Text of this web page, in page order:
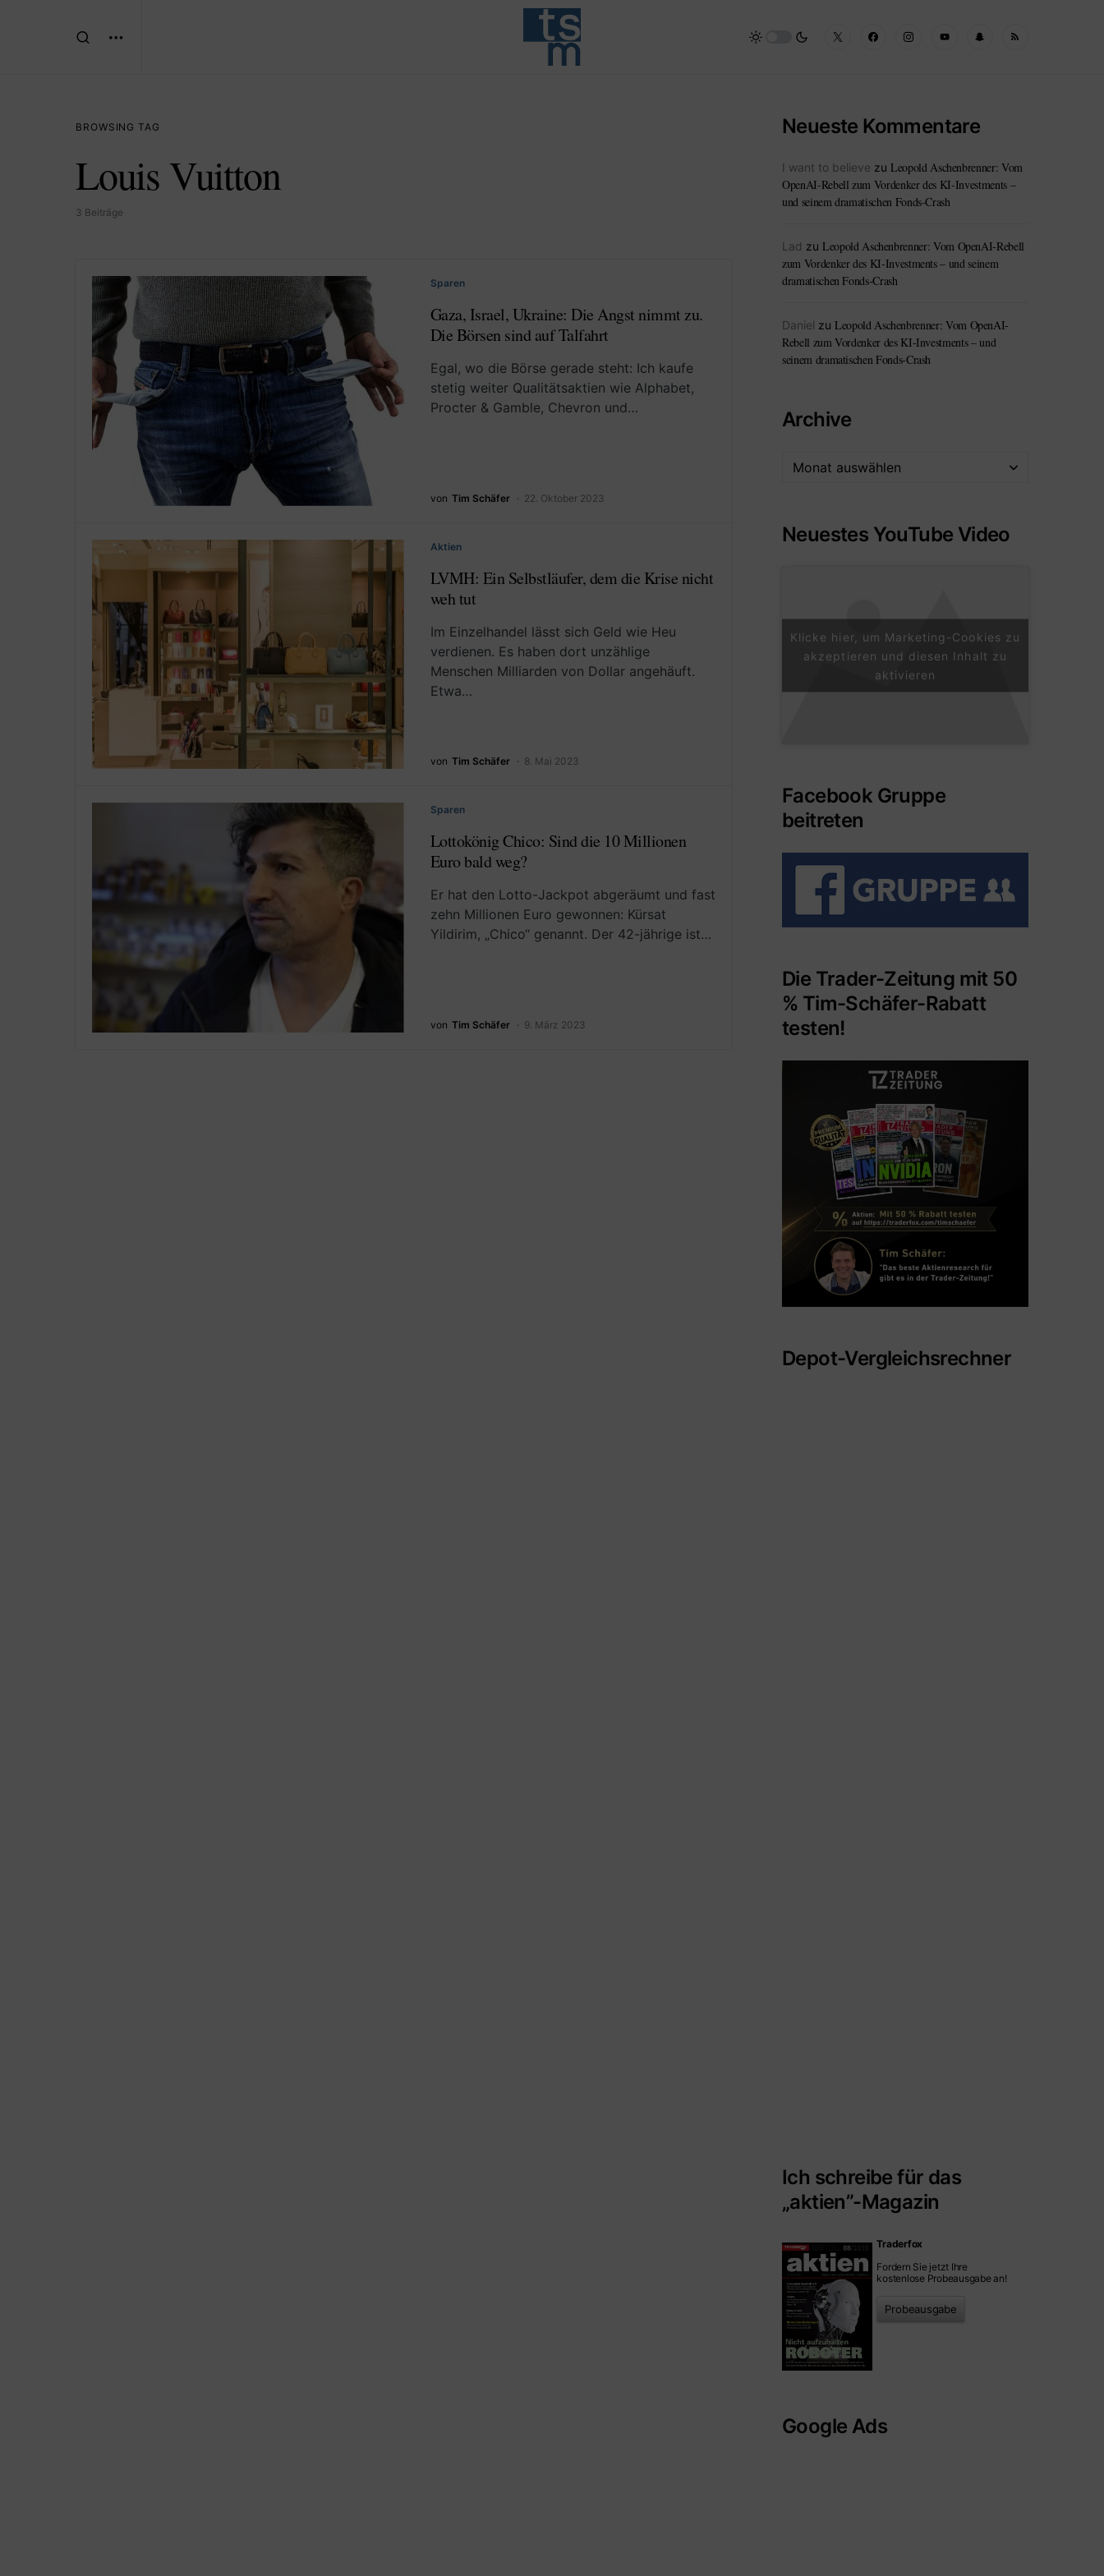
BROWSING TAG
Louis Vuitton
3 Beiträge
Sparen
Gaza, Israel, Ukraine: Die Angst nimmt zu.
Die Börsen sind auf Talfahrt
Egal, wo die Börse gerade steht: Ich kaufe
stetig weiter Qualitätsaktien wie Alphabet,
Procter & Gamble, Chevron und…
von Tim Schäfer 22. Oktober 2023
Aktien
LVMH: Ein Selbstläufer, dem die Krise nicht
weh tut
Im Einzelhandel lässt sich Geld wie Heu
verdienen. Es haben dort unzählige
Menschen Milliarden von Dollar angehäuft.
Etwa…
von Tim Schäfer 8. Mai 2023
Sparen
Lottokönig Chico: Sind die 10 Millionen
Euro bald weg?
Er hat den Lotto-Jackpot abgeräumt und fast
zehn Millionen Euro gewonnen: Kürsat
Yildirim, „Chico“ genannt. Der 42-jährige ist…
von Tim Schäfer 9. März 2023
Neueste Kommentare
I want to believe zu Leopold Aschenbrenner: Vom
OpenAI-Rebell zum Vordenker des KI-Investments –
und seinem dramatischen Fonds-Crash
Lad zu Leopold Aschenbrenner: Vom OpenAI-Rebell
zum Vordenker des KI-Investments – und seinem
dramatischen Fonds-Crash
Daniel zu Leopold Aschenbrenner: Vom OpenAI-
Rebell zum Vordenker des KI-Investments – und
seinem dramatischen Fonds-Crash
Archive
Neuestes YouTube Video
Klicke hier, um Marketing-Cookies zu
akzeptieren und diesen Inhalt zu
aktivieren
Facebook Gruppe
beitreten
Die Trader-Zeitung mit 50
% Tim-Schäfer-Rabatt
testen!
Depot-Vergleichsrechner
Ich schreibe für das
„aktien”-Magazin
Traderfox
Fordern Sie jetzt Ihre
kostenlose Probeausgabe an!
Probeausgabe
Google Ads